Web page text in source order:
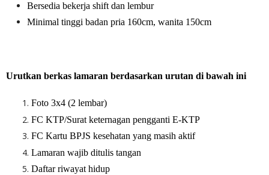
Bersedia bekerja shift dan lembur
Minimal tinggi badan pria 160cm, wanita 150cm
Urutkan berkas lamaran berdasarkan urutan di bawah ini
Foto 3x4 (2 lembar)
FC KTP/Surat keternagan pengganti E-KTP
FC Kartu BPJS kesehatan yang masih aktif
Lamaran wajib ditulis tangan
Daftar riwayat hidup